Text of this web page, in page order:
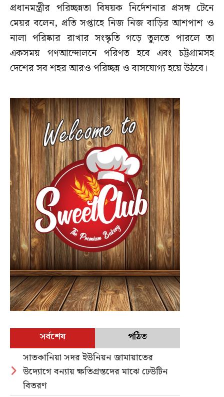
প্রধানমন্ত্রীর পরিচ্ছন্নতা বিষয়ক নির্দেশনার প্রসঙ্গ টেনে
মেয়র বলেন, প্রতি সপ্তাহে নিজ নিজ বাড়ির আশপাশ ও
নালা পরিষ্কার রাখার সংস্কৃতি গড়ে তুলতে পারলে তা
একসময় গণআন্দোলনে পরিণত হবে এবং চট্টগ্রামসহ
দেশের সব শহর আরও পরিচ্ছন্ন ও বাসযোগ্য হয়ে উঠবে।
সর্বশেষ
পঠিত
সাতকানিয়া সদর ইউনিয়ন জামায়াতের
উদ্যোগে বন্যায় ক্ষতিগ্রস্তদের মাঝে ঢেউটিন
বিতরণ